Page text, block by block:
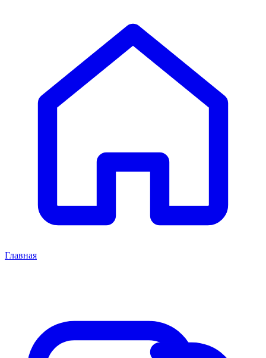
Главная